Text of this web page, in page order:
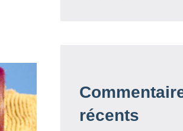
récents